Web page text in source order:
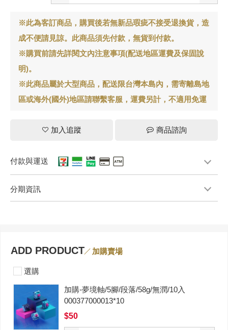
※此為客訂商品，購買後若無新品瑕疵不接受退換貨，造
成不便請見諒。此商品須先付款，無貨到付款。
※購買前請先詳閱文內注意事項(配送地區運費及保固說
明)。
※此商品屬於大型商品，配送限台灣本島內，需寄離島地
區或海外(國外)地區請聯繫客服，運費另計，不適用免運
加入追蹤 商品諮詢
付款與運送
分期資訊
ADD PRODUCT 加購賣場
選購
加購-夢境軸/5腳/段落/58g/無潤/10入
000377000013*10
$50